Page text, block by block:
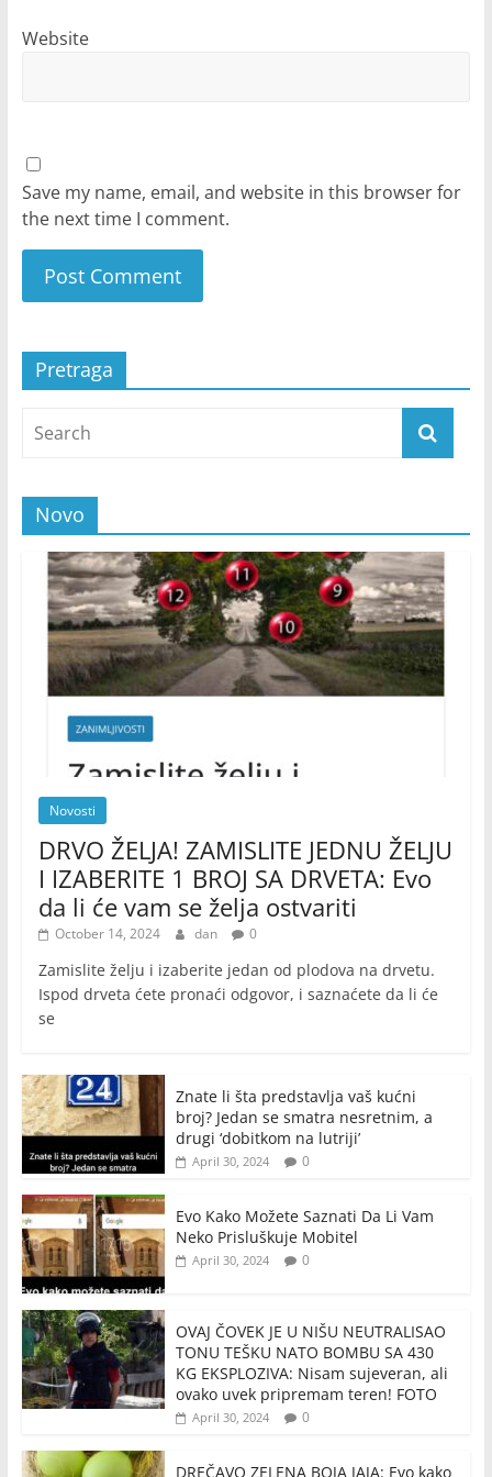
Website
Save my name, email, and website in this browser for
the next time I comment.
Pretraga
Novo
Novosti
DRVO ŽELJA! ZAMISLITE JEDNU ŽELJU
I IZABERITE 1 BROJ SA DRVETA: Evo
da li će vam se želja ostvariti
October 14, 2024 dan 0
Zamislite želju i izaberite jedan od plodova na drvetu.
Ispod drveta ćete pronaći odgovor, i saznaćete da li će
se
Znate li šta predstavlja vaš kućni
broj? Jedan se smatra nesretnim, a
drugi ‘dobitkom na lutriji’
April 30, 2024 0
Evo Kako Možete Saznati Da Li Vam
Neko Prisluškuje Mobitel
April 30, 2024 0
OVAJ ČOVEK JE U NIŠU NEUTRALISAO
TONU TEŠKU NATO BOMBU SA 430
KG EKSPLOZIVA: Nisam sujeveran, ali
ovako uvek pripremam teren! FOTO
April 30, 2024 0
DREČAVO ZELENA BOJA JAJA: Evo kako